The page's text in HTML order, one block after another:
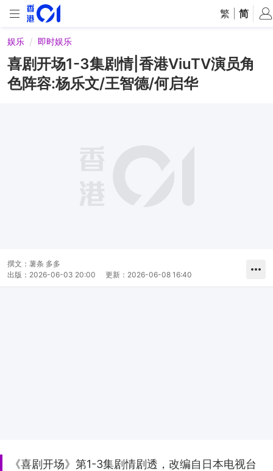
繁 简
娱乐 即时娱乐
喜剧开场1-3集剧情|香港ViuTV演员角
色阵容:杨乐文/王智德/何启华
撰文： 薯条 多多
出版： 2026-06-03 20:00 更新： 2026-06-08 16:40
《喜剧开场》第1-3集剧情剧透，改编自日本电视台